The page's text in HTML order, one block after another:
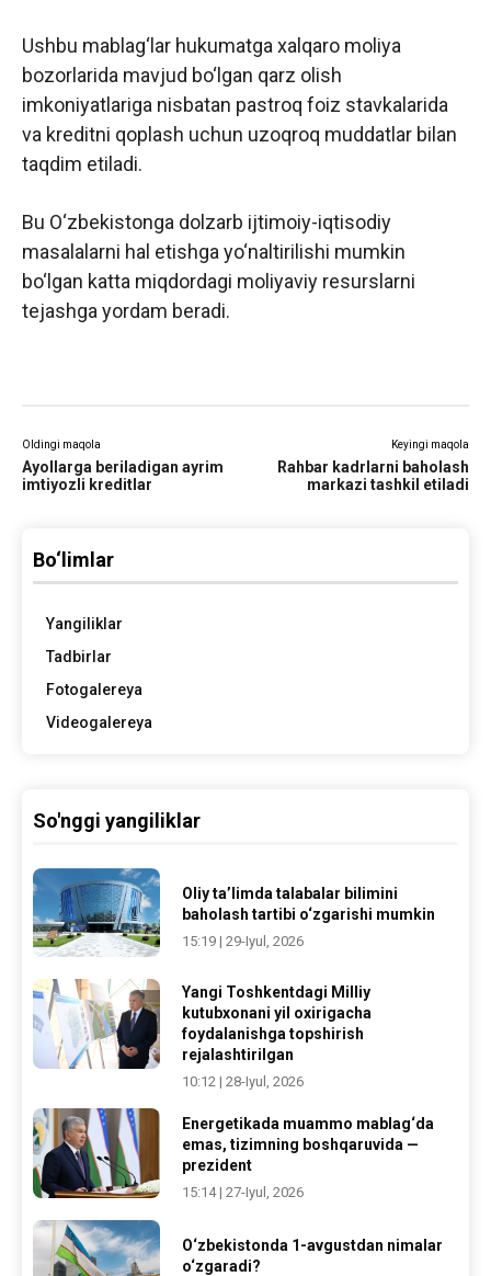
Ushbu mablag‘lar hukumatga xalqaro moliya
bozorlarida mavjud bo‘lgan qarz olish
imkoniyatlariga nisbatan pastroq foiz stavkalarida
va kreditni qoplash uchun uzoqroq muddatlar bilan
taqdim etiladi.
Bu O‘zbekistonga dolzarb ijtimoiy-iqtisodiy
masalalarni hal etishga yo‘naltirilishi mumkin
bo‘lgan katta miqdordagi moliyaviy resurslarni
tejashga yordam beradi.
Oldingi maqola
Ayollarga beriladigan ayrim
imtiyozli kreditlar
Keyingi maqola
Rahbar kadrlarni baholash
markazi tashkil etiladi
Bo‘limlar
Yangiliklar
Tadbirlar
Fotogalereya
Videogalereya
So'nggi yangiliklar
Oliy ta’limda talabalar bilimini
baholash tartibi o‘zgarishi mumkin
15:19 | 29-Iyul, 2026
Yangi Toshkentdagi Milliy
kutubxonani yil oxirigacha
foydalanishga topshirish
rejalashtirilgan
10:12 | 28-Iyul, 2026
Energetikada muammo mablag‘da
emas, tizimning boshqaruvida —
prezident
15:14 | 27-Iyul, 2026
O‘zbekistonda 1-avgustdan nimalar
o‘zgaradi?